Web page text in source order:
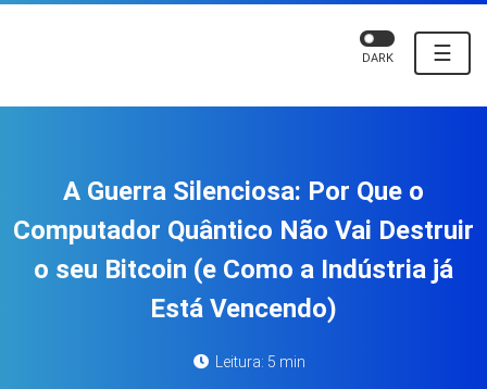
☰
DARK
A Guerra Silenciosa: Por Que o
Computador Quântico Não Vai Destruir
o seu Bitcoin (e Como a Indústria já
Está Vencendo)
Leitura: 5 min